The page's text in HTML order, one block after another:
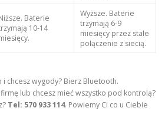
Baterie
10-14
Wyższe. Baterie
trzymają 6-9
miesięcy przez stałe
połączenie z siecią.
i chcesz wygody? Bierz Bluetooth.
lub chcesz mieć wszystko pod kontrolą?
Tel: 570 933 114. Powiemy Ci co u Ciebie